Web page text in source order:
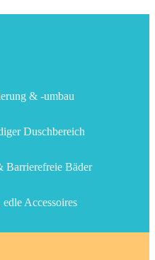
& -umbau
Duschbereich
Barrierefreie Bäder
Accessoires